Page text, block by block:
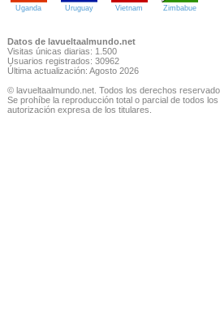
Uganda Uruguay Vietnam Zimbabue
Datos de lavueltaalmundo.net
Visitas únicas diarias: 1.500
Usuarios registrados: 30962
Última actualización: Agosto 2026
© lavueltaalmundo.net. Todos los derechos
Se prohíbe la reproducción total o parcial de todos
autorización expresa de los titulares.